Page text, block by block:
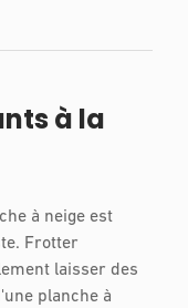
à la
à neige est
Frotter
laisser des
planche à